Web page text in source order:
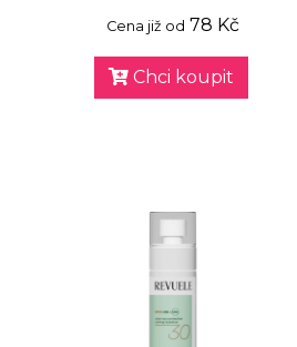
Cena již od 78 Kč
Chci koupit